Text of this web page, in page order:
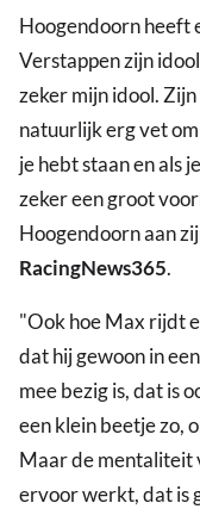
Hoogendoorn heeft
Verstappen zijn
zeker mijn idool.
natuurlijk erg vet
je hebt staan en als
zeker een groot
Hoogendoorn aan
RacingNews365.
"Ook hoe Max rijdt
dat hij gewoon in
mee bezig is, dat is
een klein beetje zo,
Maar de mentaliteit
ervoor werkt, dat is